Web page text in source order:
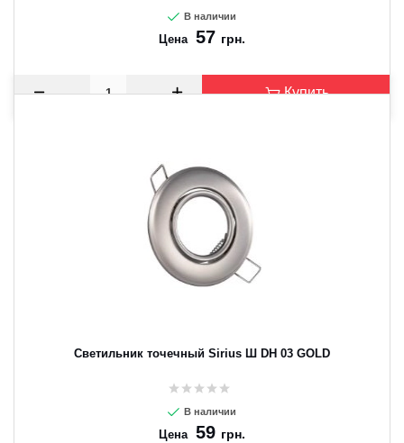
В наличии
Цена 57 грн.
Купить
Светильник точечный Sirius Ш DH 03 GOLD
В наличии
Цена 59 грн.